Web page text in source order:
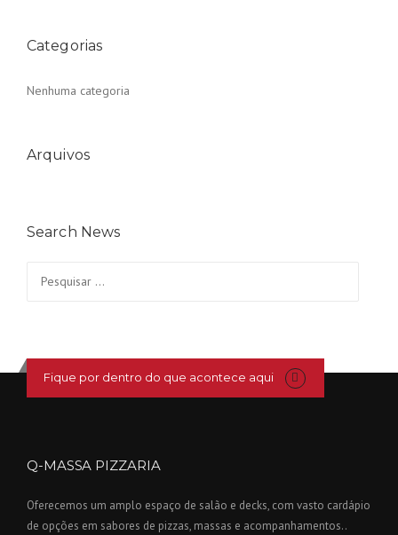
Categorias
Nenhuma categoria
Arquivos
Search News
por:
Fique por dentro do que acontece aqui
Q-MASSA PIZZARIA
Oferecemos um amplo espaço de salão e decks, com vasto cardápio
de opções em sabores de pizzas, massas e acompanhamentos..